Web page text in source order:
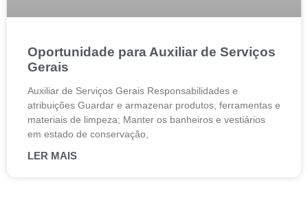
Oportunidade para Auxiliar de Serviços
Gerais
Auxiliar de Serviços Gerais Responsabilidades e
atribuições Guardar e armazenar produtos, ferramentas e
materiais de limpeza; Manter os banheiros e vestiários
em estado de conservação,
LER MAIS